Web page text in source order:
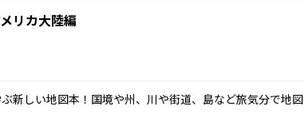
リカ大陸編
新しい地図本！国境や州、川や街道、島など旅気分で地図